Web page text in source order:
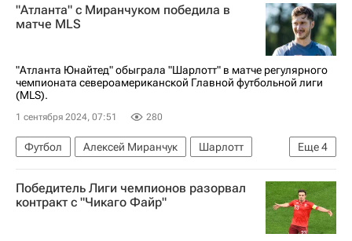
Марцело Брозович
Астон Вилла
"Атланта" с Миранчуком победила в
матче MLS
"Атланта Юнайтед" обыграла "Шарлотт" в матче регулярного
чемпионата североамериканской Главной футбольной лиги
(MLS).
1 сентября 2024, 07:51 280
Еще4
Футбол Алексей Миранчук
Шарлотт
Атланта Юнайтед
Луис Суарес
Спорт
Major League Soccer 2025
Победитель Лиги чемпионов разорвал
контракт с "Чикаго Файр"